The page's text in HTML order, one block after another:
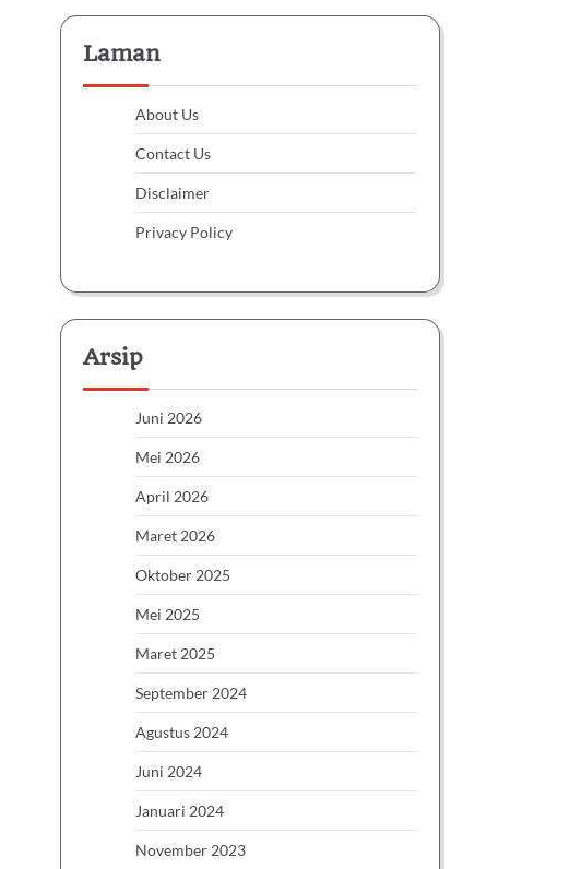
Laman
About Us
Contact Us
Disclaimer
Privacy Policy
Arsip
Juni 2026
Mei 2026
April 2026
Maret 2026
Oktober 2025
Mei 2025
Maret 2025
September 2024
Agustus 2024
Juni 2024
Januari 2024
November 2023